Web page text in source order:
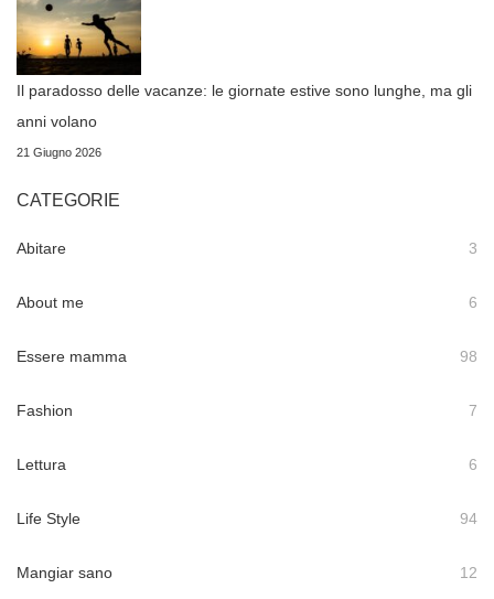
Il paradosso delle vacanze: le giornate estive sono lunghe, ma gli
anni volano
21 Giugno 2026
CATEGORIE
Abitare 3
About me 6
Essere mamma 98
Fashion 7
Lettura 6
Life Style 94
Mangiar sano 12